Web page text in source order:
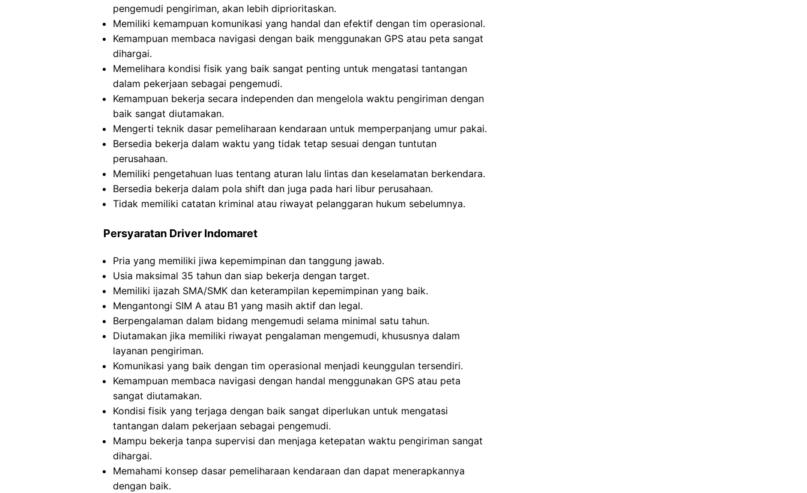
pengemudi pengiriman, akan lebih diprioritaskan.
Memiliki kemampuan komunikasi yang handal dan efektif dengan tim operasional.
Kemampuan membaca navigasi dengan baik menggunakan GPS atau peta sangat
dihargai.
Memelihara kondisi fisik yang baik sangat penting untuk mengatasi tantangan
dalam pekerjaan sebagai pengemudi.
Kemampuan bekerja secara independen dan mengelola waktu pengiriman dengan
baik sangat diutamakan.
Mengerti teknik dasar pemeliharaan kendaraan untuk memperpanjang umur pakai.
Bersedia bekerja dalam waktu yang tidak tetap sesuai dengan tuntutan
perusahaan.
Memiliki pengetahuan luas tentang aturan lalu lintas dan keselamatan berkendara.
Bersedia bekerja dalam pola shift dan juga pada hari libur perusahaan.
Tidak memiliki catatan kriminal atau riwayat pelanggaran hukum sebelumnya.
Persyaratan Driver Indomaret
Pria yang memiliki jiwa kepemimpinan dan tanggung jawab.
Usia maksimal 35 tahun dan siap bekerja dengan target.
Memiliki ijazah SMA/SMK dan keterampilan kepemimpinan yang baik.
Mengantongi SIM A atau B1 yang masih aktif dan legal.
Berpengalaman dalam bidang mengemudi selama minimal satu tahun.
Diutamakan jika memiliki riwayat pengalaman mengemudi, khususnya dalam
layanan pengiriman.
Komunikasi yang baik dengan tim operasional menjadi keunggulan tersendiri.
Kemampuan membaca navigasi dengan handal menggunakan GPS atau peta
sangat diutamakan.
Kondisi fisik yang terjaga dengan baik sangat diperlukan untuk mengatasi
tantangan dalam pekerjaan sebagai pengemudi.
Mampu bekerja tanpa supervisi dan menjaga ketepatan waktu pengiriman sangat
dihargai.
Memahami konsep dasar pemeliharaan kendaraan dan dapat menerapkannya
dengan baik.